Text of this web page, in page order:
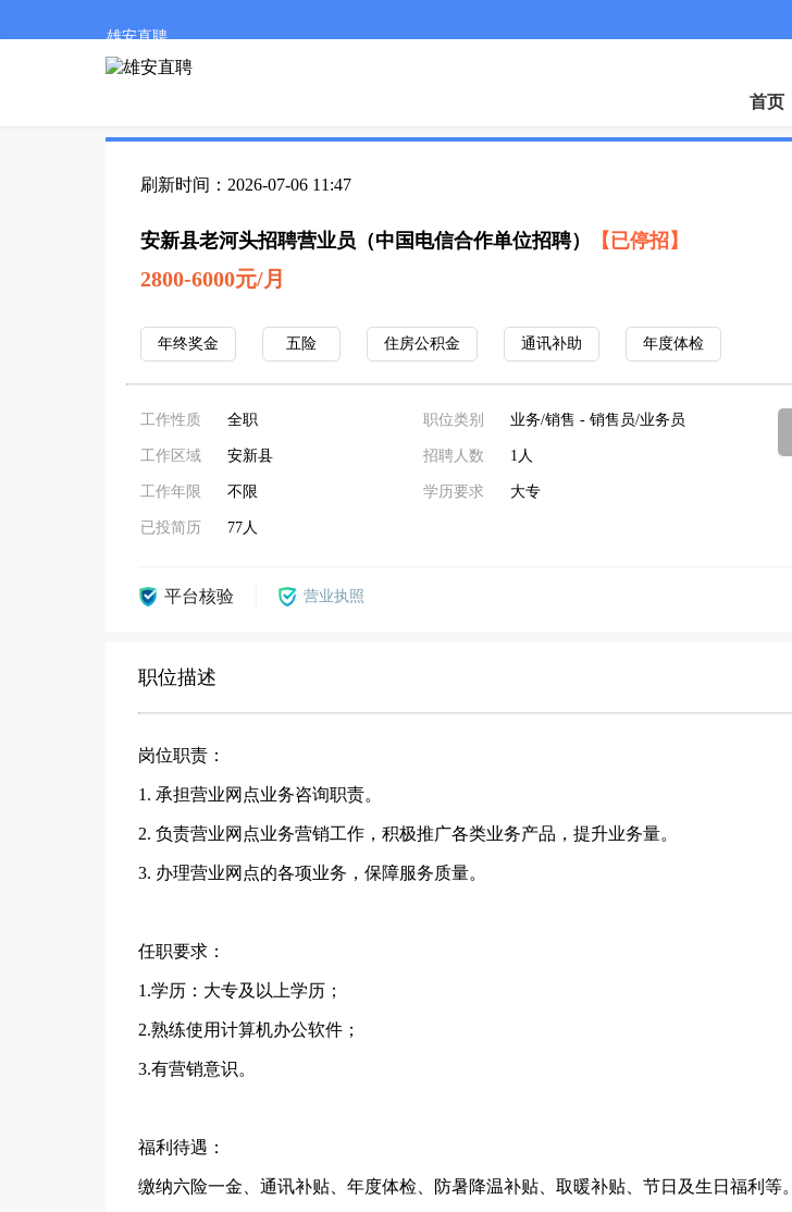
雄安直聘
首页
刷新时间：2026-07-06 11:47
安新县老河头招聘营业员（中国电信合作单位招聘） 【已停招】
2800-6000元/月
年终奖金 五险 住房公积金 通讯补助 年度体检
工作性质 全职
工作区域 安新县
工作年限 不限
已投简历 77人
职位类别 业务/销售 - 销售员/业务员
招聘人数 1人
学历要求 大专
平台核验 营业执照
职位描述
岗位职责：
1. 承担营业网点业务咨询职责。
2. 负责营业网点业务营销工作，积极推广各类业务产品，提升业务量。
3. 办理营业网点的各项业务，保障服务质量。
任职要求：
1.学历：大专及以上学历；
2.熟练使用计算机办公软件；
3.有营销意识。
福利待遇：
缴纳六险一金、通讯补贴、年度体检、防暑降温补贴、取暖补贴、节日及生日福利等。